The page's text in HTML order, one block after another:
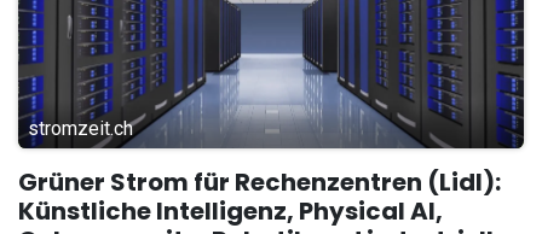
stromzeit.ch
Grüner Strom für Rechenzentren (Lidl):
Künstliche Intelligenz, Physical AI,